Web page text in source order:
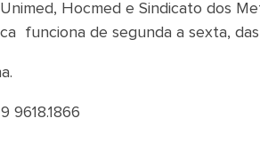
Hocmed e Sindicato dos
funciona de segunda a sexta, das
9618.1866